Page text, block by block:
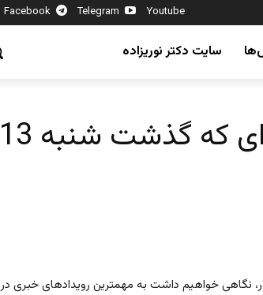
Facebook Telegram Youtube
سایت دکتر نوریزاده
ایران و جهان در هفته ای که گذشت شنبه 13
نگاهی خواهیم داشت به مهمترین رویدادهای خبری در